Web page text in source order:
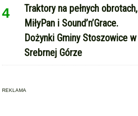
4
Traktory na pełnych obrotach,
MiłyPan i Sound’n’Grace.
Dożynki Gminy Stoszowice w
Srebrnej Górze
REKLAMA